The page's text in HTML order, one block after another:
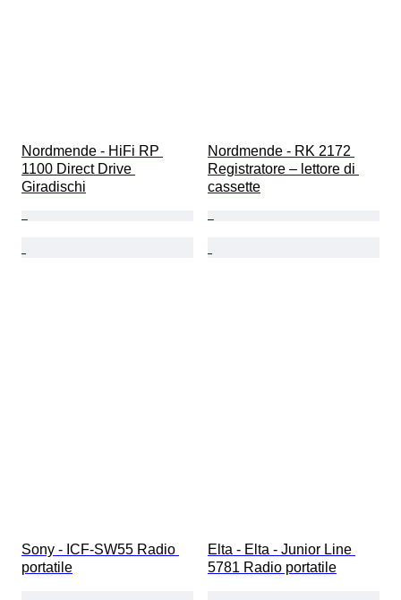
Nordmende - HiFi RP
1100 Direct Drive
Giradischi
Nordmende - RK 2172
Registratore – lettore di
cassette
Sony - ICF-SW55 Radio
portatile
Elta - Elta - Junior Line
5781 Radio portatile